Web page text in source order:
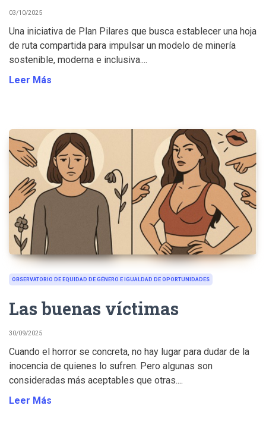
03/10/2025
Una iniciativa de Plan Pilares que busca establecer una hoja
de ruta compartida para impulsar un modelo de minería
sostenible, moderna e inclusiva....
Leer Más
OBSERVATORIO DE EQUIDAD DE GÉNERO E IGUALDAD DE OPORTUNIDADES
Las buenas víctimas
30/09/2025
Cuando el horror se concreta, no hay lugar para dudar de la
inocencia de quienes lo sufren. Pero algunas son
consideradas más aceptables que otras....
Leer Más